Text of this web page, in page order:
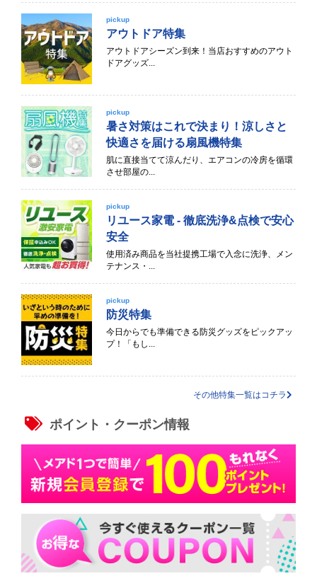
pickup
アウトドア特集
アウトドアシーズン到来！当店おすすめのアウト
ドアグッズ...
pickup
暑さ対策はこれで決まり！涼しさと
快適さを届ける扇風機特集
肌に直接当てて涼んだり、エアコンの冷房を循環
させ部屋の...
pickup
リユース家電 - 徹底洗浄&点検で安心
安全
使用済み商品を当社提携工場で入念に洗浄、メン
テナンス・...
pickup
防災特集
今日からでも準備できる防災グッズをピックアッ
プ！「もし...
その他特集一覧はコチラ
ポイント・クーポン情報